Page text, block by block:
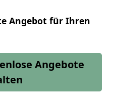
Angebot für Ihren
Angebote